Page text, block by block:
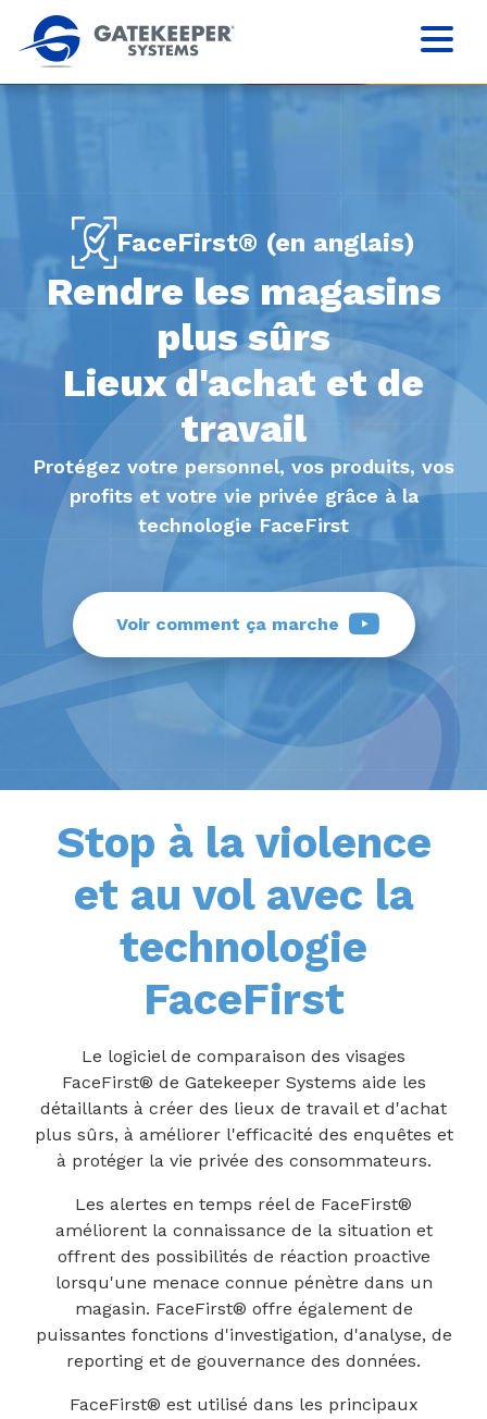
FaceFirst® (en anglais)
Rendre les magasins
plus sûrs
Lieux d'achat et de
travail
Protégez votre personnel, vos produits, vos
profits et votre vie privée grâce à la
technologie FaceFirst
Voir comment ça marche
Stop à la violence
et au vol avec la
technologie
FaceFirst
Le logiciel de comparaison des visages
FaceFirst® de Gatekeeper Systems aide les
détaillants à créer des lieux de travail et d'achat
plus sûrs, à améliorer l'efficacité des enquêtes et
à protéger la vie privée des consommateurs.
Les alertes en temps réel de FaceFirst®
améliorent la connaissance de la situation et
offrent des possibilités de réaction proactive
lorsqu'une menace connue pénètre dans un
magasin. FaceFirst® offre également de
puissantes fonctions d'investigation, d'analyse, de
reporting et de gouvernance des données.
FaceFirst® est utilisé dans les principaux